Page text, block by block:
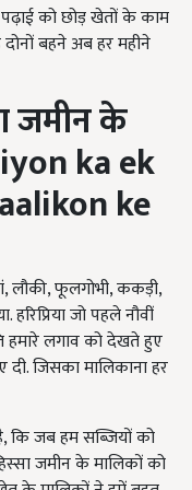
पढ़ाई को छोड़ खेतों के काम
बहने अब हर महीने
जमीन के
ka ek
ke
लौकी, फूलगोभी, ककड़ी,
जो पहले नौवीं
हमारे लगाव को देखते हुए
जिसका मालिकाना हर
है, कि जब हम सब्जियों को
जमीन के मालिकों को